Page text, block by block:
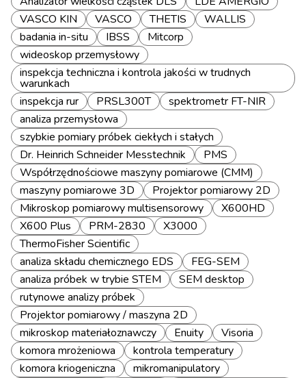
VASCO KIN
VASCO THETIS
WALLIS
badania in-situ
IBSS
Mitcorp
wideoskop przemysłowy
inspekcja techniczna i kontrola jakości w trudnych
warunkach
inspekcja rur
PRSL300T
spektrometr FT-NIR
analiza przemysłowa
szybkie pomiary próbek ciekłych i stałych
Dr. Heinrich Schneider Messtechnik
PMS
Współrzędnościowe maszyny pomiarowe (CMM)
maszyny pomiarowe 3D
Projektor pomiarowy 2D
Mikroskop pomiarowy multisensorowy
X600HD
X600 Plus
PRM-2830
X3000
ThermoFisher Scientific
analiza składu chemicznego EDS
FEG-SEM
analiza próbek w trybie STEM
SEM desktop
rutynowe analizy próbek
Projektor pomiarowy / maszyna 2D
mikroskop materiałoznawczy
Enuity
Visoria
komora mrożeniowa
kontrola temperatury
komora kriogeniczna
mikromanipulatory